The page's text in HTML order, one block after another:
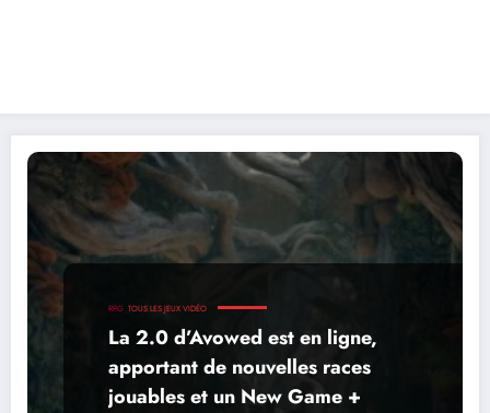
RPG TOUS LES JEUX VIDÉO
La 2.0 d’Avowed est en ligne,
apportant de nouvelles races
jouables et un New Game +